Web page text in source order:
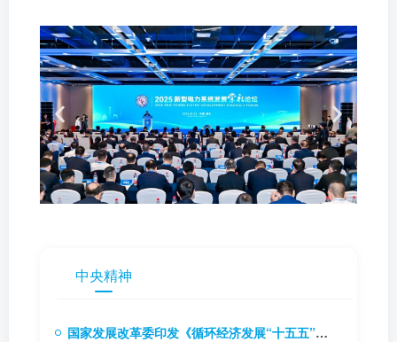
中央精神
国家发展改革委印发《循环经济发展“十五五”规划》（附解读）